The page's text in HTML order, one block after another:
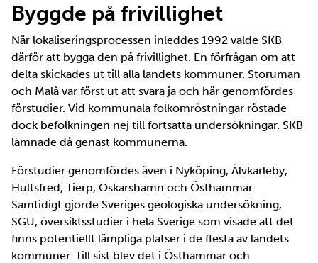
Byggde på frivillighet
När lokaliseringsprocessen inleddes 1992 valde SKB
därför att bygga den på frivillighet. En förfrågan om att
delta skickades ut till alla landets kommuner. Storuman
och Malå var först ut att svara ja och här genomfördes
förstudier. Vid kommunala folkomröstningar röstade
dock befolkningen nej till fortsatta undersökningar. SKB
lämnade då genast kommunerna.
Förstudier genomfördes även i Nyköping, Älvkarleby,
Hultsfred, Tierp, Oskarshamn och Östhammar.
Samtidigt gjorde Sveriges geologiska undersökning,
SGU, översiktsstudier i hela Sverige som visade att det
finns potentiellt lämpliga platser i de flesta av landets
kommuner. Till sist blev det i Östhammar och